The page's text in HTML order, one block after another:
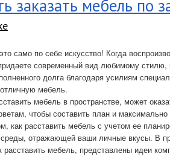
заказать мебель по
само по себе искусство! Когда
современный вид любимому стилю,
долга благодаря усилиям
мебель.
мебель в пространстве, может
чтобы составить план и
как расставить мебель с учетом ее
отражающей ваши личные вкусы. В
расставить мебель, представлены идеи